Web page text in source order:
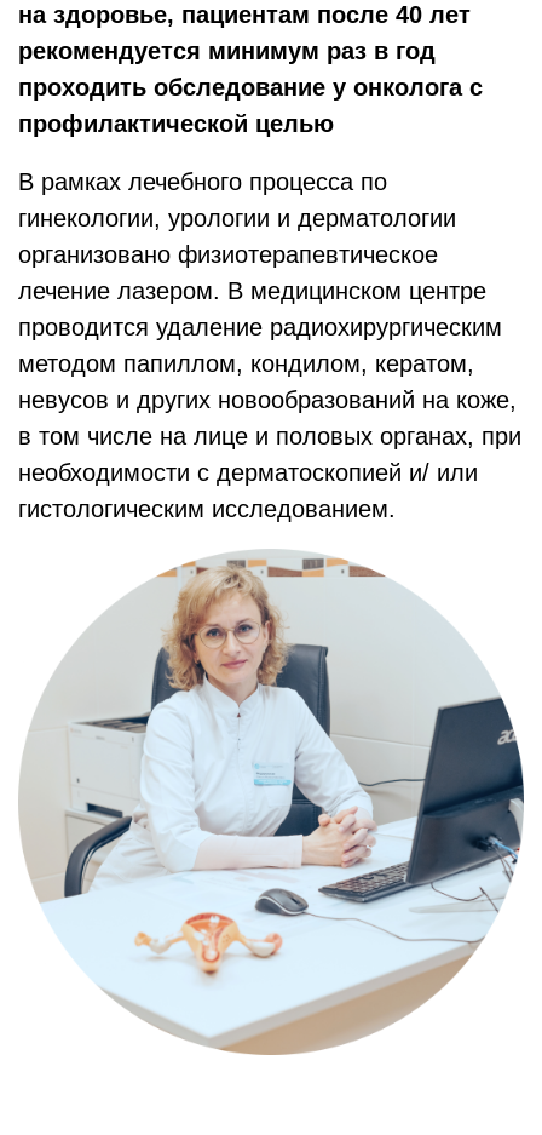
на здоровье, пациентам после 40 лет
рекомендуется минимум раз в год
проходить обследование у онколога с
профилактической целью
В рамках лечебного процесса по
гинекологии, урологии и дерматологии
организовано физиотерапевтическое
лечение лазером. В медицинском центре
проводится удаление радиохирургическим
методом папиллом, кондилом, кератом,
невусов и других новообразований на коже,
в том числе на лице и половых органах, при
необходимости с дерматоскопией и/ или
гистологическим исследованием.